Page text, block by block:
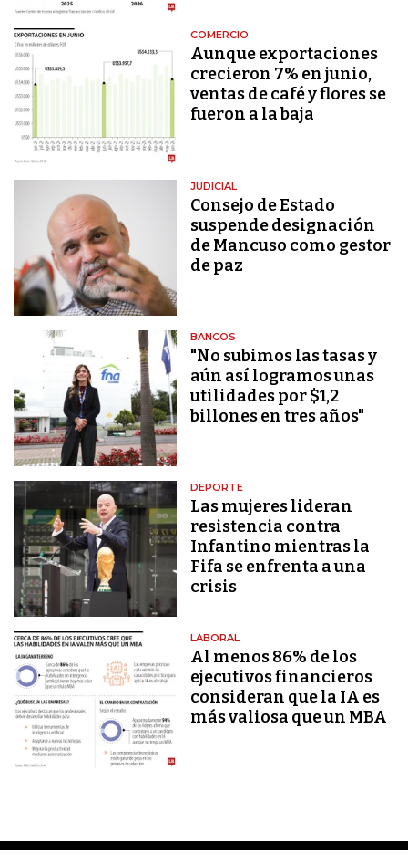
COMERCIO
Aunque exportaciones
crecieron 7% en junio,
ventas de café y flores se
fueron a la baja
JUDICIAL
Consejo de Estado
suspende designación
de Mancuso como gestor
de paz
BANCOS
"No subimos las tasas y
aún así logramos unas
utilidades por $1,2
billones en tres años"
DEPORTE
Las mujeres lideran
resistencia contra
Infantino mientras la
Fifa se enfrenta a una
crisis
LABORAL
Al menos 86% de los
ejecutivos financieros
consideran que la IA es
más valiosa que un MBA